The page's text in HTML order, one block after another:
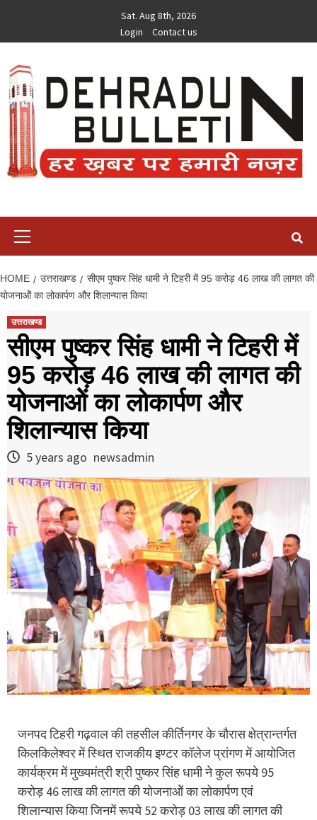
content
Sat. Aug 8th, 2026
Login
Contact us
HOME उत्तराखण्ड
सीएम पुष्कर सिंह धामी ने टिहरी में 95 करोड़ 46 लाख की लागत की
योजनाओें का लोकार्पण और शिलान्यास किया
उत्तराखण्ड
सीएम पुष्कर सिंह धामी ने टिहरी में
95 करोड़ 46 लाख की लागत की
योजनाओें का लोकार्पण और
शिलान्यास किया
5 years ago newsadmin
जनपद टिहरी गढ़वाल की तहसील कीर्तिनगर के चौरास क्षेत्रान्तर्गत
किलकिलेश्वर में स्थित राजकीय इण्टर कॉलेज प्रांगण में आयोजित
कार्यक्रम में मुख्यमंत्री श्री पुष्कर सिंह धामी ने कुल रूपये 95
करोड़ 46 लाख की लागत की योजनाओें का लोकार्पण एवं
शिलान्यास किया जिनमें रूपये 52 करोड़ 03 लाख की लागत की